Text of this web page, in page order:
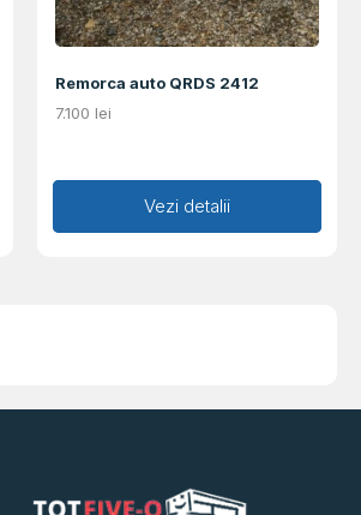
Remorca auto QRDS 2412
7.100 lei
Adaugă în coș
Vezi detalii